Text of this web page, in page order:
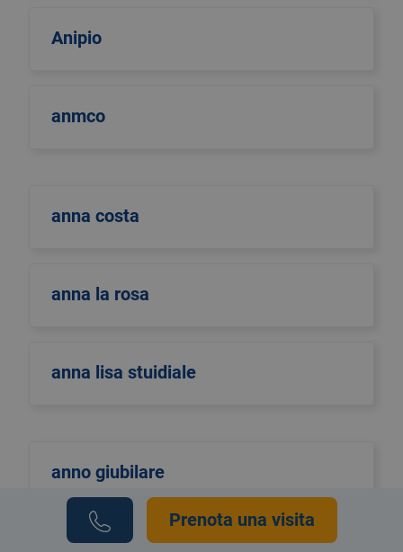
Anipio
anmco
anna costa
anna la rosa
anna lisa stuidiale
anno giubilare
Prenota una visita